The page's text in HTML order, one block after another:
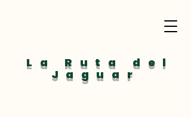
La Ruta del
Jaguar